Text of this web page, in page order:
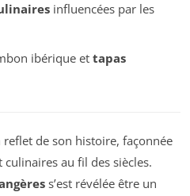
influencées par les
ibérique et tapas
de son histoire, façonnée
culinaires au fil des siècles.
s’est révélée être un